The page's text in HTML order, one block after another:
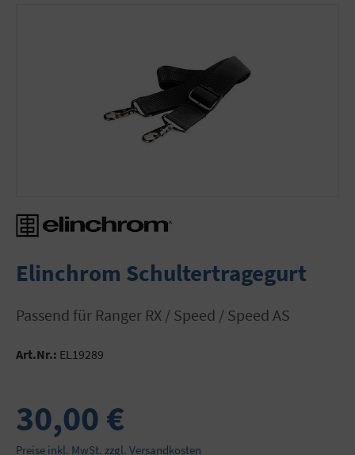
Elinchrom Schultertragegurt
passend für Ranger RX / Speed / Speed AS
Art.Nr.: EL19289
30,00 €
Preise inkl. MwSt. zzgl. Versandkosten